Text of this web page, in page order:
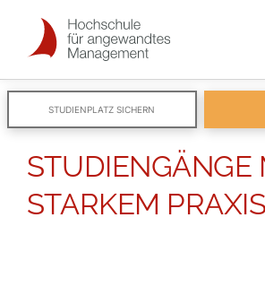
STUDIENPLATZ SICHERN
STUDIENGÄNGE
STARKEM